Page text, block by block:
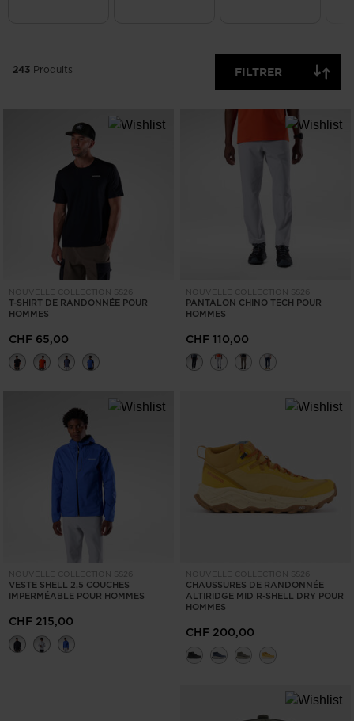
243 Produits FILTRER
NOUVELLE COLLECTION SS26
T-SHIRT DE RANDONNÉE POUR
HOMMES
CHF 65,00
NOUVELLE COLLECTION SS26
PANTALON CHINO TECH POUR
HOMMES
CHF 110,00
NOUVELLE COLLECTION SS26
VESTE SHELL 2,5 COUCHES
IMPERMÉABLE POUR HOMMES
CHF 215,00
NOUVELLE COLLECTION SS26
CHAUSSURES DE RANDONNÉE
ALTIRIDGE MID R-SHELL DRY POUR
HOMMES
CHF 200,00